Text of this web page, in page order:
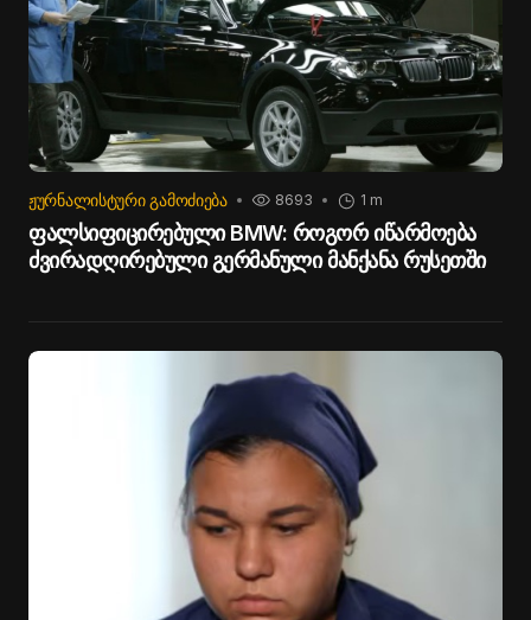
ᲟᲣᲠᲜᲐᲚᲘᲡᲢᲣᲠᲘ ᲒᲐᲛᲝᲫᲘᲔᲑᲐ 8693 1 m
ფალსიფიცირებული BMW: როგორ იწარმოება
ძვირადღირებული გერმანული მანქანა რუსეთში